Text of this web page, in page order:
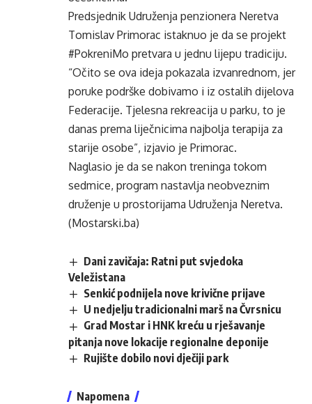
Predsjednik Udruženja penzionera Neretva
Tomislav Primorac istaknuo je da se projekt
#PokreniMo pretvara u jednu lijepu tradiciju.
“Očito se ova ideja pokazala izvanrednom, jer
poruke podrške dobivamo i iz ostalih dijelova
Federacije. Tjelesna rekreacija u parku, to je
danas prema liječnicima najbolja terapija za
starije osobe”, izjavio je Primorac.
Naglasio je da se nakon treninga tokom
sedmice, program nastavlja neobveznim
druženje u prostorijama Udruženja Neretva.
(Mostarski.ba)
Dani zavičaja: Ratni put svjedoka
Veležistana
Senkić podnijela nove krivične prijave
U nedjelju tradicionalni marš na Čvrsnicu
Grad Mostar i HNK kreću u rješavanje
pitanja nove lokacije regionalne deponije
Rujište dobilo novi dječiji park
Napomena